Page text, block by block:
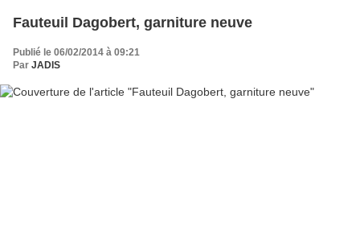
Fauteuil Dagobert, garniture neuve
Publié le 06/02/2014 à 09:21
Par JADIS